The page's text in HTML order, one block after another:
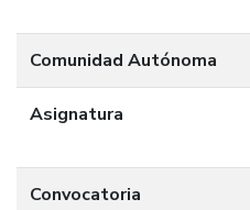
Comunidad Autónoma
Asignatura
Convocatoria